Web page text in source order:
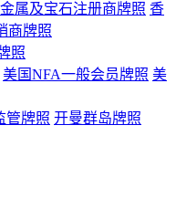
属及宝石注册商牌照 香
商牌照
照
美国NFA一般会员牌照 美
管牌照 开曼群岛牌照